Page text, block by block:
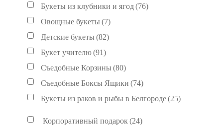
Букеты из клубники и ягод(76)
Овощные букеты (7)
Детские букеты (82)
Букет учителю(91)
Съедобные Корзины (80)
Съедобные Боксы Ящики (74)
Букеты из раков и рыбы в Белгороде(25)
Корпоративный подарок (24)